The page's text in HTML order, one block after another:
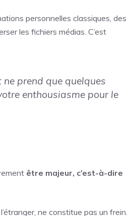
personnelles classiques, des
les fichiers médias. C’est
prend que quelques
enthousiasme pour le
être majeur, c’est-à-dire
ne constitue pas un frein.